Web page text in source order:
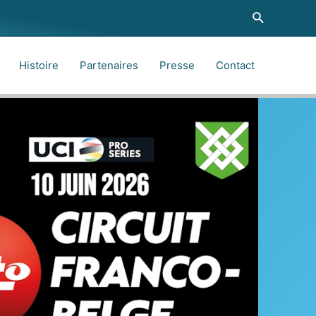
Histoire Partenaires Presse Contact